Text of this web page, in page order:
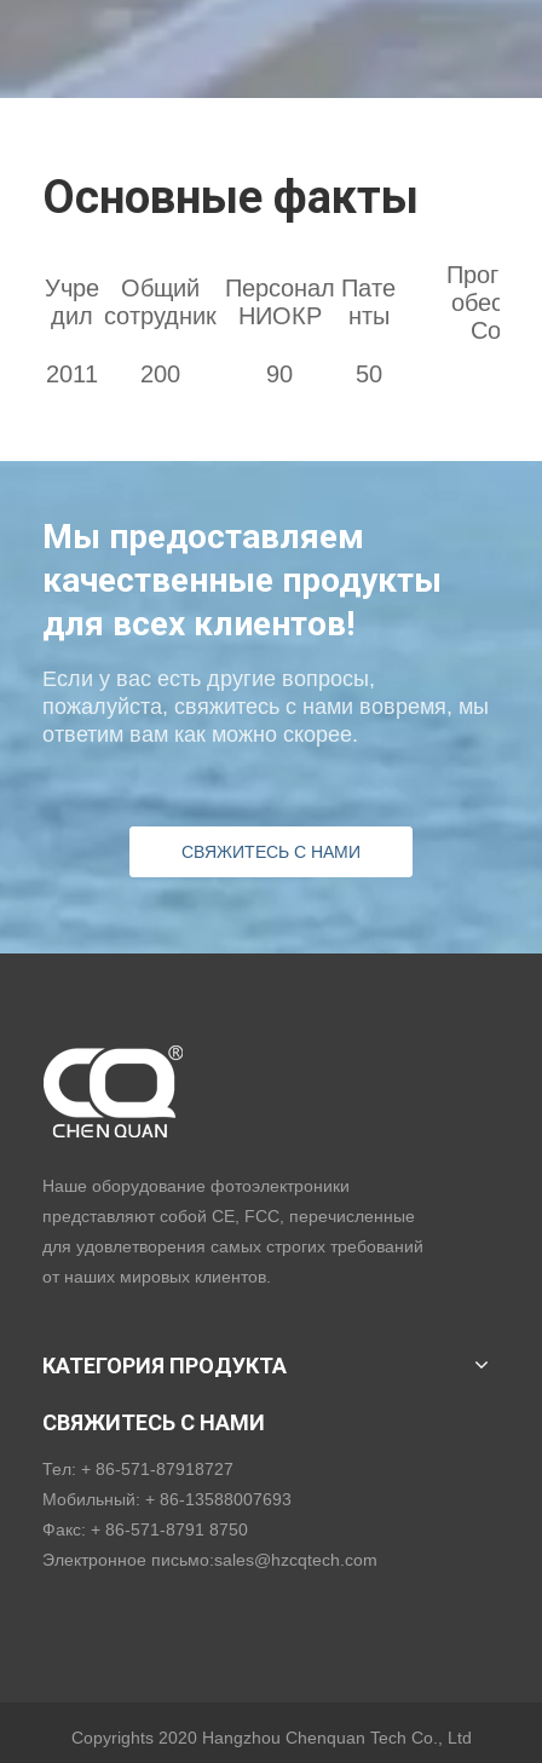
Основные факты
Учре
дил
Общий
сотрудник
Персонал
НИОКР
Пате
нты
2011
200 90 50
Мы предоставляем
качественные продукты
для всех клиентов!
Если у вас есть другие вопросы,
пожалуйста, свяжитесь с нами вовремя, мы
ответим вам как можно скорее.
СВЯЖИТЕСЬ С НАМИ
Наше оборудование фотоэлектроники
представляют собой CE, FCC, перечисленные
для удовлетворения самых строгих требований
от наших мировых клиентов.
КАТЕГОРИЯ ПРОДУКТА
СВЯЖИТЕСЬ С НАМИ
Тел: + 86-571-87918727
Мобильный: + 86-13588007693
Факс: + 86-571-8791 8750
Электронное письмо:sales@hzcqtech.com
Copyrights 2020 Hangzhou Chenquan Tech Co., Ltd